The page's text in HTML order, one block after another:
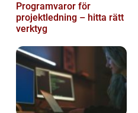
Programvaror för
projektledning – hitta rätt
verktyg